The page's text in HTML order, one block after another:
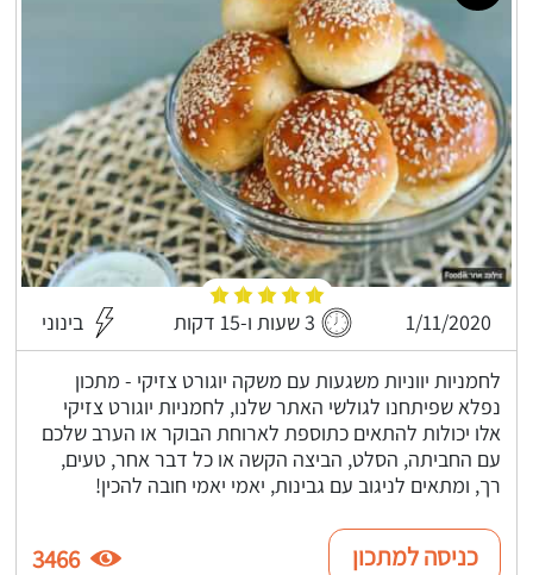
1/11/2020 3 שעות ו-15 דקות בינוני
לחמניות יווניות משגעות עם משקה יוגורט צזיקי - מתכון
נפלא שפיתחנו לגולשי האתר שלנו, לחמניות יוגורט צזיקי
אלו יכולות להתאים כתוספת לארוחת הבוקר או הערב שלכם
עם החביתה, הסלט, הביצה הקשה או כל דבר אחר, טעים,
רך, ומתאים לניגוב עם גבינות, יאמי יאמי חובה להכין!
כניסה למתכון 3466